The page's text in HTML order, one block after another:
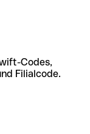
Codes,
Filialcode.